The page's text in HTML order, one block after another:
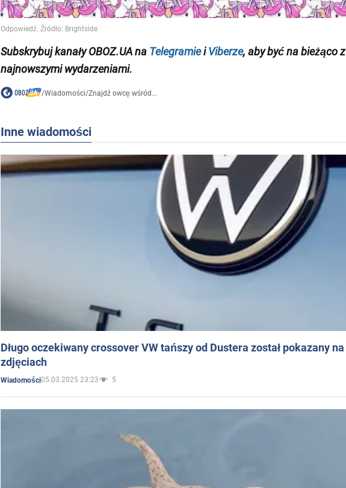
Subskrybuj kanały OBOZ.UA na TelegramieiViberze, aby być na bieżąco z
najnowszymi wydarzeniami.
/Wiadomości/Znajdź owcę wśród...
Inne wiadomości
Długo oczekiwany crossover VW tańszy od Dustera został pokazany na
zdjęciach
Wiadomości05.03.2025 23:23 5